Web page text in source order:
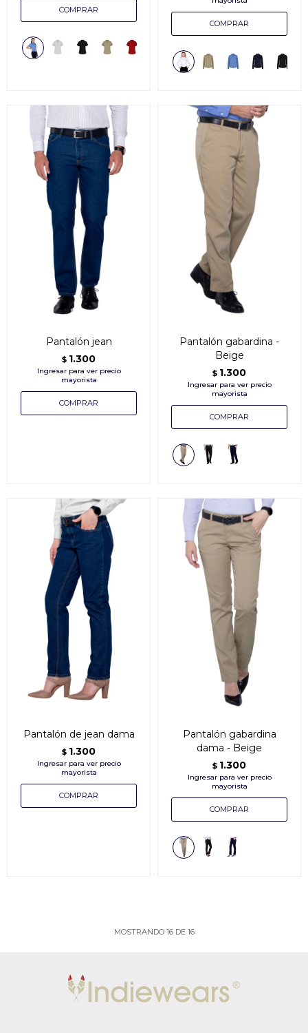
Pantalón jean
$ 1.300
Pantalón gabardina -
Beige
$ 1.300
Pantalón de jean dama
$ 1.300
Pantalón gabardina
dama - Beige
$ 1.300
MOSTRANDO 16DE 16